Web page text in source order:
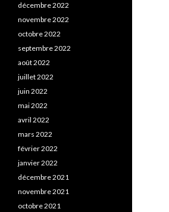
décembre 2022
novembre 2022
octobre 2022
septembre 2022
août 2022
juillet 2022
juin 2022
mai 2022
avril 2022
mars 2022
février 2022
janvier 2022
décembre 2021
novembre 2021
octobre 2021